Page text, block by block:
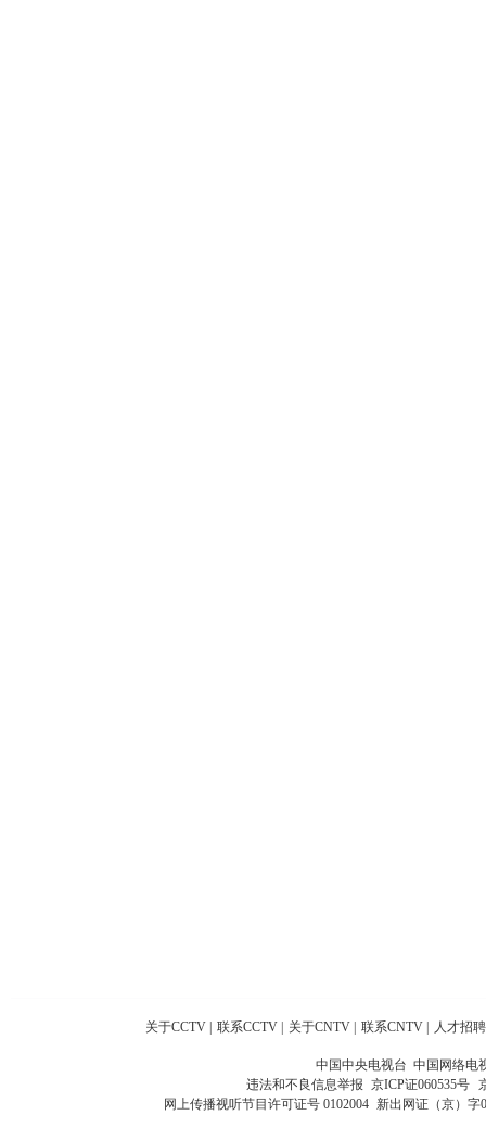
关于CCTV 联系CCTV 关于CNTV 联系CNTV 人才招聘
中国中央电视台 中国网络电
违法和不良信息举报 京ICP证060535号
网上传播视听节目许可证号 0102004 新出网证（京）